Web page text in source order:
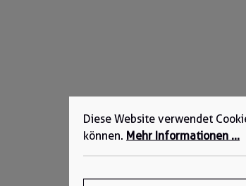
Diese Website verwendet
können. Mehr Informationen ...